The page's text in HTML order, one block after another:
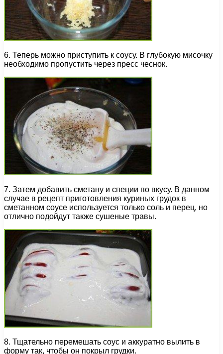
6. Теперь можно приступить к соусу. В глубокую мисочку
необходимо пропустить через пресс чеснок.
7. Затем добавить сметану и специи по вкусу. В данном
случае в рецепт приготовления куриных грудок в
сметанном соусе используется только соль и перец, но
отлично подойдут также сушеные травы.
8. Тщательно перемешать соус и аккуратно вылить в
форму так, чтобы он покрыл грудки.